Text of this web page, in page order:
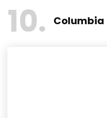
10 Columbia